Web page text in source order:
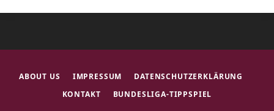
ABOUT US IMPRESSUM
DATENSCHUTZERKLÄRUNG
KONTAKT
BUNDESLIGA-TIPPSPIEL